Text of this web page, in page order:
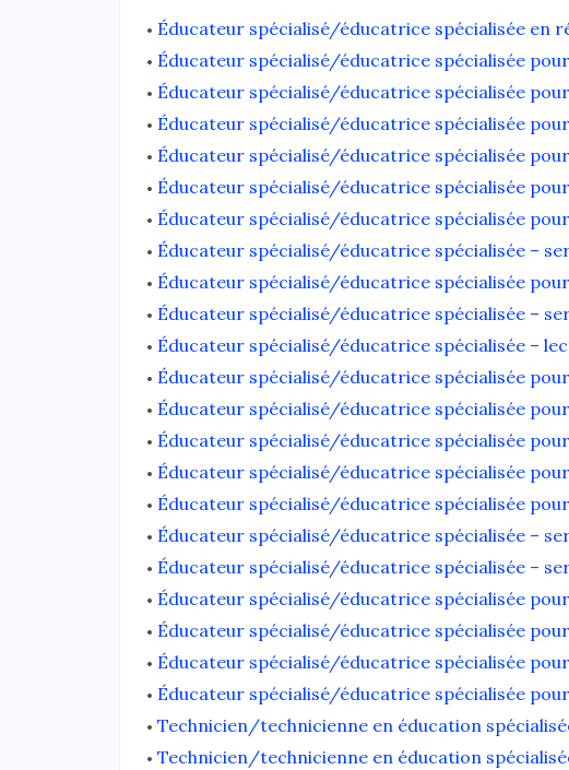
Éducateur spécialisé/éducatrice spécialisée en
Éducateur spécialisé/éducatrice spécialisée
Éducateur spécialisé/éducatrice spécialisée
Éducateur spécialisé/éducatrice spécialisée
Éducateur spécialisé/éducatrice spécialisée
Éducateur spécialisé/éducatrice spécialisée
Éducateur spécialisé/éducatrice spécialisée
Éducateur spécialisé/éducatrice spécialisée –
Éducateur spécialisé/éducatrice spécialisée
Éducateur spécialisé/éducatrice spécialisée –
Éducateur spécialisé/éducatrice spécialisée –
Éducateur spécialisé/éducatrice spécialisée
Éducateur spécialisé/éducatrice spécialisée
Éducateur spécialisé/éducatrice spécialisée
Éducateur spécialisé/éducatrice spécialisée
Éducateur spécialisé/éducatrice spécialisée
Éducateur spécialisé/éducatrice spécialisée –
Éducateur spécialisé/éducatrice spécialisée –
Éducateur spécialisé/éducatrice spécialisée
Éducateur spécialisé/éducatrice spécialisée
Éducateur spécialisé/éducatrice spécialisée
Éducateur spécialisé/éducatrice spécialisée
Technicien/technicienne en éducation
Technicien/technicienne en éducation